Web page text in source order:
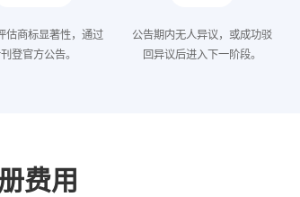
估商标显著性，通过
登官方公告。
公告期内无人异议，或成功驳
回异议后进入下一阶段。
费用